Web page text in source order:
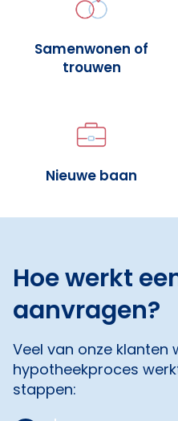
Samenwonen of
trouwen
Nieuwe baan
Hoe werkt
aanvragen?
Veel van onze klanten
hypotheekproces
stappen: